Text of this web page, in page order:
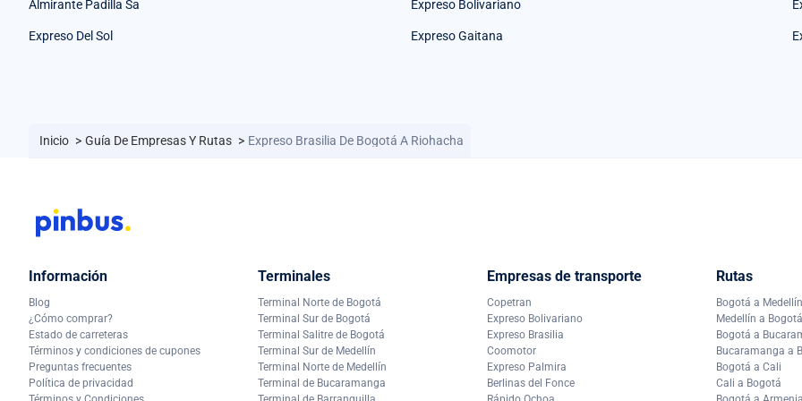
Almirante Padilla Sa Expreso Bolivariano
Expreso Del Sol Expreso Gaitana
Inicio > Guía De Empresas Y Rutas > Expreso Brasilia De Bogotá A Riohacha
Información
Blog
¿Cómo comprar?
Estado de carreteras
Términos y condiciones de cupones
Preguntas frecuentes
Política de privacidad
Terminales
Terminal Norte de Bogotá
Terminal Sur de Bogotá
Terminal Salitre de Bogotá
Terminal Sur de Medellín
Terminal Norte de Medellín
Terminal de Bucaramanga
Empresas de transporte
Copetran
Expreso Bolivariano
Expreso Brasilia
Coomotor
Expreso Palmira
Berlinas del Fonce
Rutas
Bogotá a Medellín
Medellín a Bogotá
Bogotá a
Bucaramanga a
Bogotá a Cali
Cali a Bogotá